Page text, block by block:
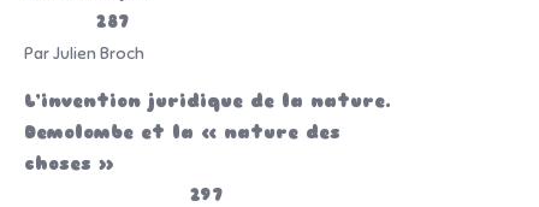
287
Par Julien Broch
L’invention juridique de la nature.
Demolombe et la « nature des
choses »
297